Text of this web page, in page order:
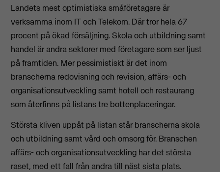
Landets mest optimistiska småföretagare är
verksamma inom IT och Telekom. Där tror hela 67
procent på ökad försäljning. Skola och utbildning samt
handel är andra sektorer med företagare som ser ljust
på framtiden. Mer pessimistiskt är det inom
branscherna redovisning och revision, affärs- och
organisationsutveckling samt hotell och restaurang
som återfinns på listans tre bottenplaceringar.
Största kliven uppåt på listan står branscherna skola
och utbildning samt vård och omsorg för. Branschen
affärs- och organisationsutveckling har det största
raset, med ett fall från andra till näst sista plats.